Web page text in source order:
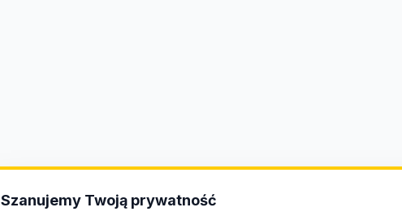
Szanujemy Twoją prywatność